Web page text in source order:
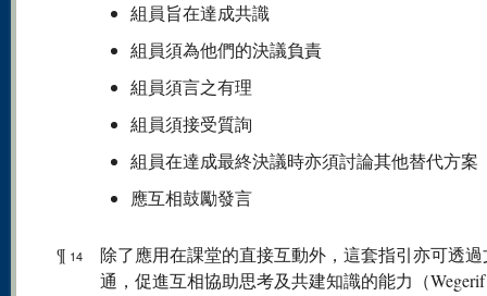
組員旨在達成共識
組員須為他們的決議負責
組員須言之有理
組員須接受質詢
組員在達成最終決議時亦須討論其他替代方案
應互相鼓勵發言
¶ 14
除了應用在課堂的直接互動外，這套指引亦可透
通，促進互相協助思考及共建知識的能力（